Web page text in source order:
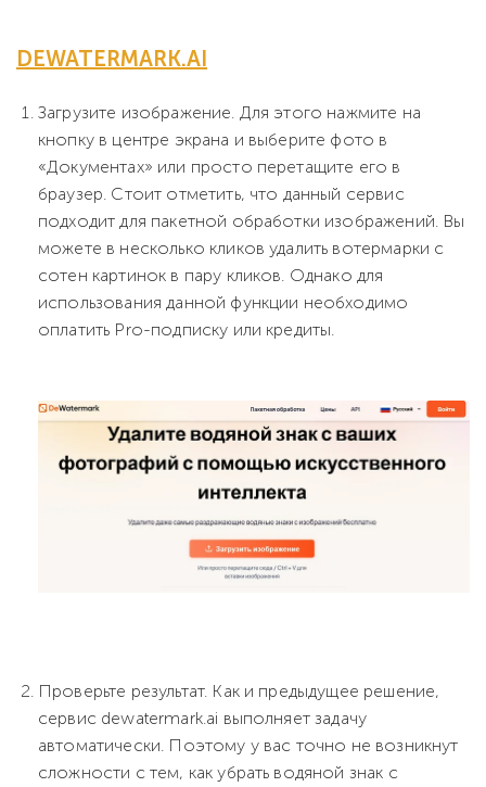
DEWATERMARK.AI
Загрузите изображение. Для этого нажмите на
кнопку в центре экрана и выберите фото в
«Документах» или просто перетащите его в
браузер. Стоит отметить, что данный сервис
подходит для пакетной обработки изображений. Вы
можете в несколько кликов удалить вотермарки с
сотен картинок в пару кликов. Однако для
использования данной функции необходимо
оплатить Pro-подписку или кредиты.
Проверьте результат. Как и предыдущее решение,
сервис dewatermark.ai выполняет задачу
автоматически. Поэтому у вас точно не возникнут
сложности с тем, как убрать водяной знак с